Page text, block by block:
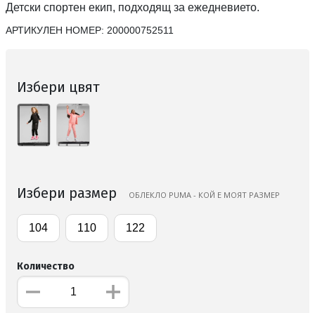
Детски спортен екип, подходящ за ежедневието.
АРТИКУЛЕН НОМЕР: 200000752511
Избери цвят
Избери размер ОБЛЕКЛО PUMA - КОЙ Е МОЯТ РАЗМЕР
104 110 122
Количество